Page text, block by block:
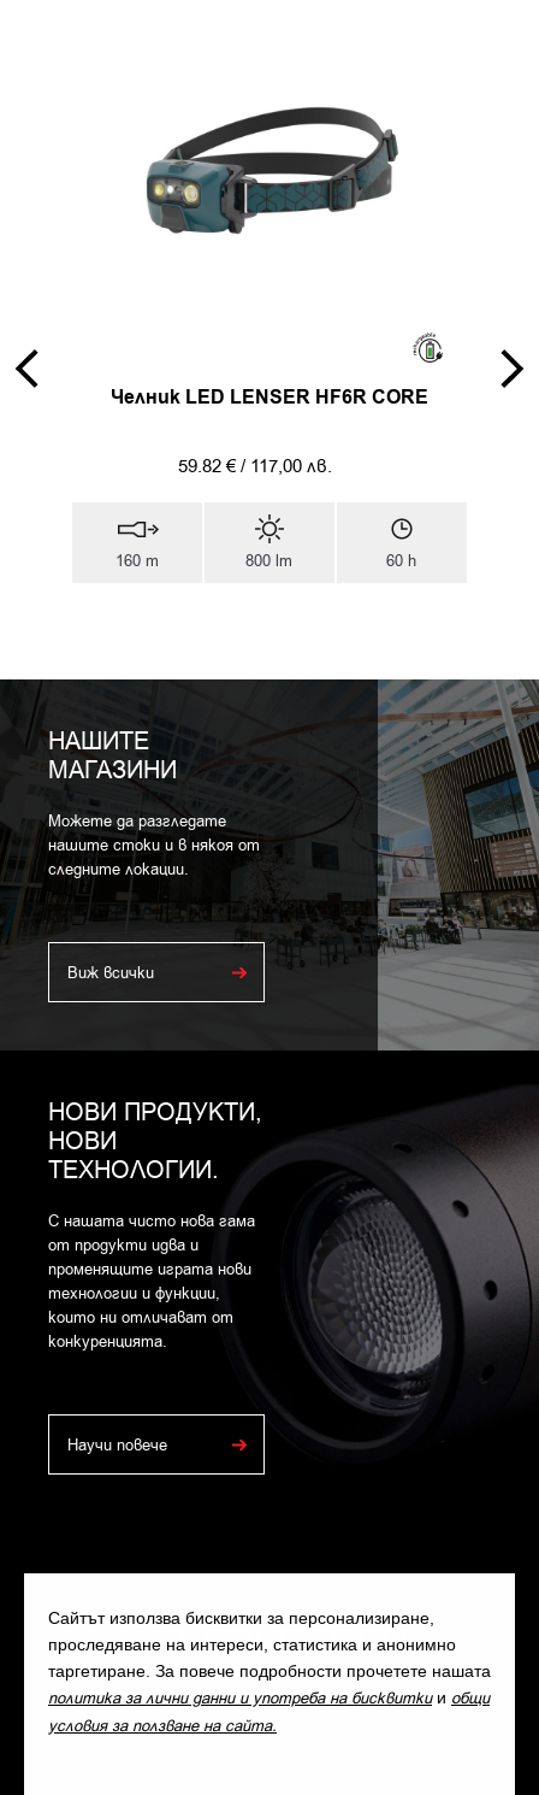
Сайтът използва бисквитки за персонализиране,
проследяване на интереси, статистика и анонимно
таргетиране. За повече подробности прочетете нашата
политика за лични данни и употреба на бисквиткии общи
условия за ползване на сайта.
Челник LED LENSER HF6R CORE
59.82 € / 117,00 лв.
800 lm
160 m 60 h
НАШИТЕ
МАГАЗИНИ
Можете да разгледате
нашите стоки и в някоя от
следните локации.
Виж всички
НОВИ ПРОДУКТИ,
НОВИ
ТЕХНОЛОГИИ.
С нашата чисто нова гама
от продукти идва и
променящите играта нови
технологии и функции,
които ни отличават от
конкуренцията.
Научи повече